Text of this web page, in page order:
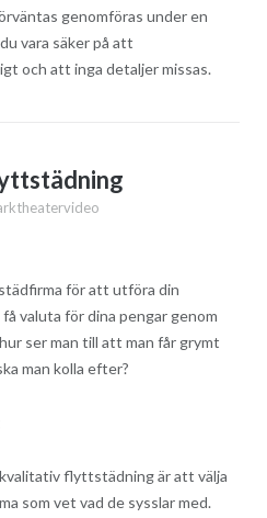
genomföras under en
vara säker på att
och att inga detaljer missas.
för att utföra din
valuta för dina pengar genom
ser man till att man får grymt
man kolla efter?
flyttstädning är att välja
som vet vad de sysslar med.